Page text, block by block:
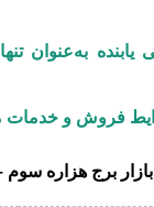
یابنده به‌عنوان
فروش و خدمات
هزاره سوم – خردادماه